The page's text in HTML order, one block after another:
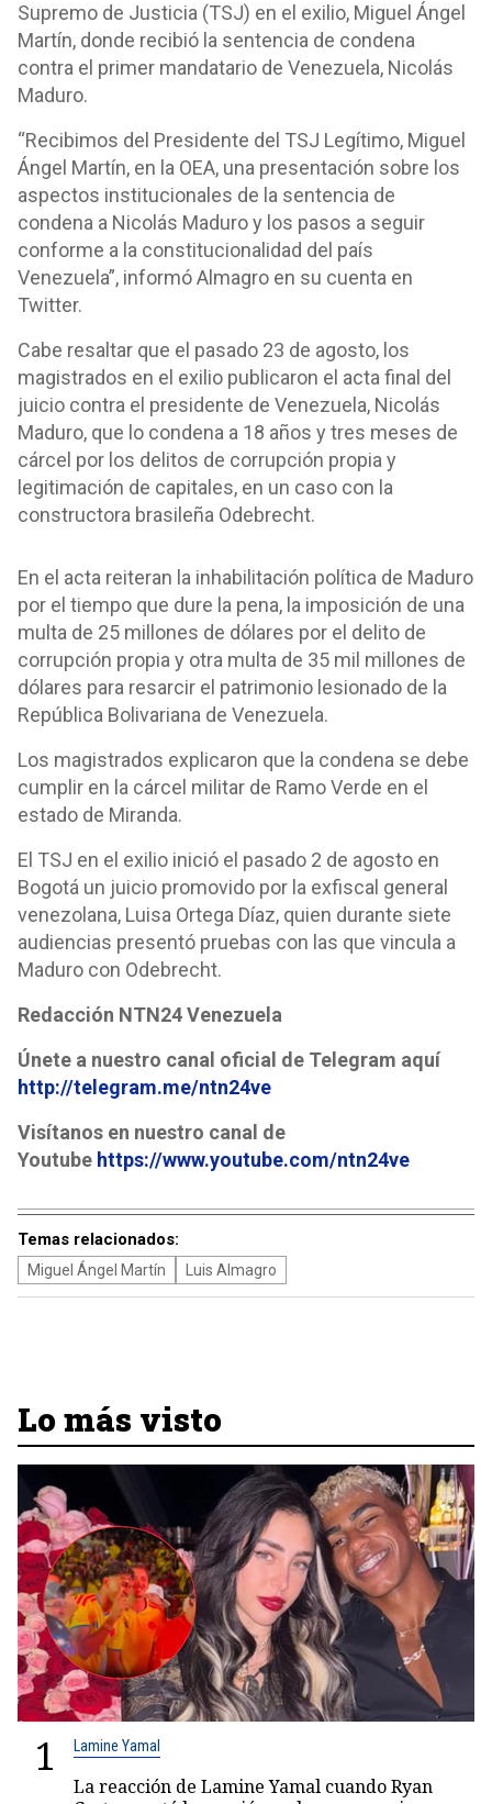
Supremo de Justicia (TSJ) en el exilio, Miguel Ángel
Martín, donde recibió la sentencia de condena
contra el primer mandatario de Venezuela, Nicolás
Maduro.
“Recibimos del Presidente del TSJ Legítimo, Miguel
Ángel Martín, en la OEA, una presentación sobre los
aspectos institucionales de la sentencia de
condena a Nicolás Maduro y los pasos a seguir
conforme a la constitucionalidad del país
Venezuela”, informó Almagro en su cuenta en
Twitter.
Cabe resaltar que el pasado 23 de agosto, los
magistrados en el exilio publicaron el acta final del
juicio contra el presidente de Venezuela, Nicolás
Maduro, que lo condena a 18 años y tres meses de
cárcel por los delitos de corrupción propia y
legitimación de capitales, en un caso con la
constructora brasileña Odebrecht.
En el acta reiteran la inhabilitación política de Maduro
por el tiempo que dure la pena, la imposición de una
multa de 25 millones de dólares por el delito de
corrupción propia y otra multa de 35 mil millones de
dólares para resarcir el patrimonio lesionado de la
República Bolivariana de Venezuela.
Los magistrados explicaron que la condena se debe
cumplir en la cárcel militar de Ramo Verde en el
estado de Miranda.
El TSJ en el exilio inició el pasado 2 de agosto en
Bogotá un juicio promovido por la exfiscal general
venezolana, Luisa Ortega Díaz, quien durante siete
audiencias presentó pruebas con las que vincula a
Maduro con Odebrecht.
Redacción NTN24 Venezuela
Únete a nuestro canal oficial de Telegram aquí
http://telegram.me/ntn24ve
Visítanos en nuestro canal de
Youtube https://www.youtube.com/ntn24ve
Temas relacionados:
Miguel Ángel Martín Luis Almagro
Lo más visto
1 Lamine Yamal
La reacción de Lamine Yamal cuando Ryan